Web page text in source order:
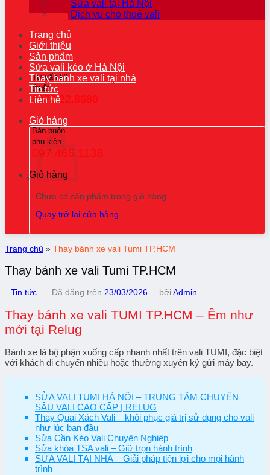
Tư vấn kỹ
thuật
0976.22.8686
Bán buôn
phụ kiện
097.465.1138
Giỏ hàng
Sửa vali tại Hà Nội
Dịch vụ cho thuê vali
Trang chủ
Giới thiệu
Sản phẩm
Sửa vali kéo ở Hà Nội
Thay bánh xe vali tại nhà
Tin tức
Liên hệ
Giỏ hàng
Chưa có sản phẩm trong giỏ hàng.
Quay trở lại cửa hàng
Trang chủ » Thay bánh xe vali Tumi TP.HCM
Thay bánh xe vali Tumi TP.HCM
Tin tức Đã đăng trên 23/03/2026 bởi Admin
Thay bánh xe vali TUMI TP.HCM – Êm như
mới tại Relug
Bánh xe là bộ phận xuống cấp nhanh nhất trên vali TUMI, đặc biệt
với khách di chuyển nhiều hoặc thường xuyên ký gửi máy bay.
SỬA VALI TUMI HÀ NỘI – TRUNG TÂM CHUYÊN
SÂU VALI CAO CẤP | RELUG
Thay Quai Xách Vali – khôi phục giá trị sử dụng cho vali
như lúc ban đầu
Sửa Cần Kéo Vali Chuyên Nghiệp
Sửa khóa TSA vali – Giữ trọn hành trình
SỬA VALI TẠI NHÀ – Giải pháp tiện lợi cho mọi hành
trình